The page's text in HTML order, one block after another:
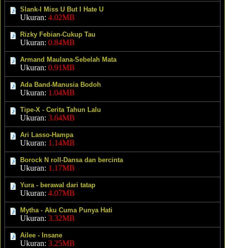
Slank-I Miss U But I Hate U
Ukuran: 4.02MB
Rizky Febian-Cukup Tau
Ukuran: 0.84MB
Armand Maulana-Sebelah Mata
Ukuran: 0.91MB
Ada Band-Manusia Bodoh
Ukuran: 1.04MB
Tipe-X - Cerita Tahun Lalu
Ukuran: 3.64MB
Ari Lasso-Hampa
Ukuran: 1.14MB
Borock N roll-Dansa dan bercinta
Ukuran: 1.17MB
Yura - berawal dari tatap
Ukuran: 4.07MB
Mytha - Aku Cuma Punya Hati
Ukuran: 3.32MB
Ailee - Insane
Ukuran: 3.25MB